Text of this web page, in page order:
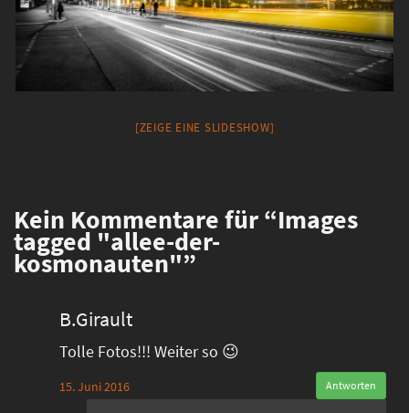
[ZEIGE EINE SLIDESHOW]
Kein Kommentare für “Images
tagged "allee-der-
kosmonauten"”
B.Girault
Tolle Fotos!!! Weiter so 😉
15. Juni 2016 Antworten